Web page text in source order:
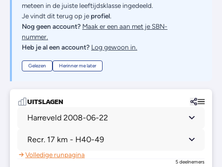
meteen in de juiste leeftijdsklasse ingedeeld.
Je vindt dit terug op je profiel.
Nog geen account? Maak er een aan met je SBN-
nummer.
Heb je al een account? Log gewoon in.
Gelezen Herinner me later
UITSLAGEN
Harreveld 2008-06-22
Recr. 17 km - H40-49
Volledige runpagina
5 deelnemers